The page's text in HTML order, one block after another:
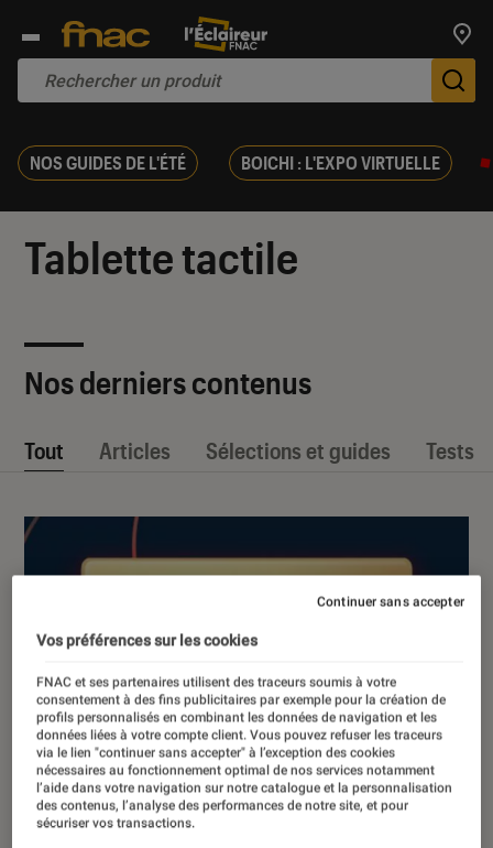
NOS GUIDES DE L'ÉTÉ BOICHI : L'EXPO VIRTUELLE
Tablette tactile
Nos derniers contenus
Tout Articles Sélections et guides Tests
Vos préférences sur les cookies
FNAC et ses partenaires utilisent des traceurs soumis à votre
consentement à des fins publicitaires par exemple pour la création de
profils personnalisés en combinant les données de navigation et les
données liées à votre compte client. Vous pouvez refuser les traceurs
via le lien "continuer sans accepter" à l’exception des cookies
nécessaires au fonctionnement optimal de nos services notamment
l’aide dans votre navigation sur notre catalogue et la personnalisation
des contenus, l’analyse des performances de notre site, et pour
sécuriser vos transactions.
Continuer sans accepter